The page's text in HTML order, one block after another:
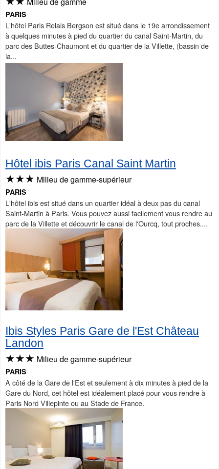
PARIS
L'hôtel Paris Relais Bergson est situé dans le 19e arrondissement
à quelques minutes à pied du quartier du canal Saint-Martin, du
parc des Buttes-Chaumont et du quartier de la Villette, (bassin de
la...
Hôtel ibis Paris Canal Saint Martin
★★★ Milieu de gamme-supérieur
PARIS
L'hôtel ibis est situé dans un quartier idéal à deux pas du canal
Saint-Martin à Paris. Vous pouvez aussi facilement vous rendre au
parc de la Villette et découvrir le canal de l'Ourcq, tout proches....
Ibis Styles Paris Gare de l'Est Château
Landon
★★★ Milieu de gamme-supérieur
PARIS
A côté de la Gare de l'Est et seulement à dix minutes à pied de la
Gare du Nord, cet hôtel est idéalement placé pour vous rendre à
Paris Nord Villepinte ou au Stade de France.